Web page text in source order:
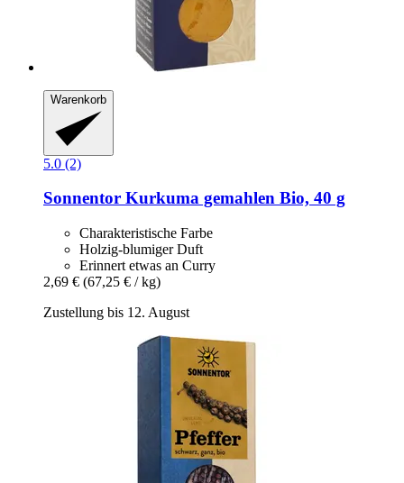
Warenkorb
5.0 (2)
Sonnentor Kurkuma gemahlen Bio, 40 g
Charakteristische Farbe
Holzig-blumiger Duft
Erinnert etwas an Curry
2,69 € (67,25 € / kg)
Zustellung bis 12. August